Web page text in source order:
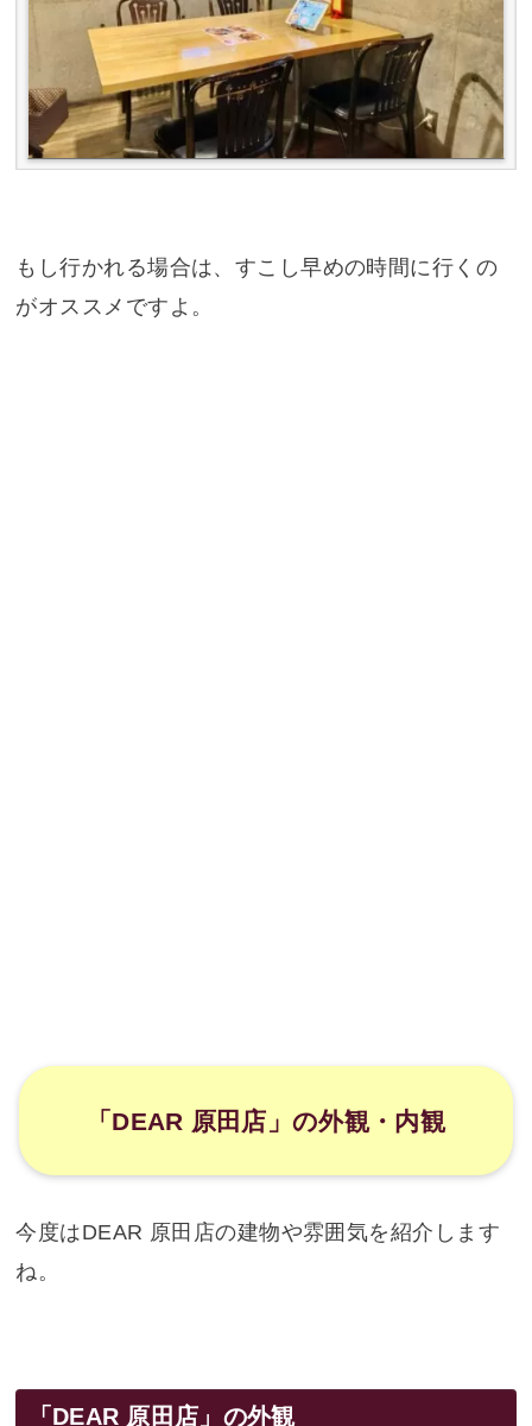
もし行かれる場合は、すこし早めの時間に行くの
がオススメですよ。
「DEAR 原田店」の外観・内観
今度はDEAR 原田店の建物や雰囲気を紹介します
ね。
「DEAR 原田店」の外観